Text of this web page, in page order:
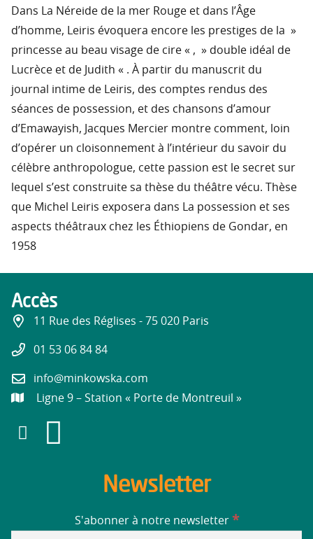
Dans La Néreide de la mer Rouge et dans l’Âge
d’homme, Leiris évoquera encore les prestiges de la »
princesse au beau visage de cire « , » double idéal de
Lucrèce et de Judith « . À partir du manuscrit du
journal intime de Leiris, des comptes rendus des
séances de possession, et des chansons d’amour
d’Emawayish, Jacques Mercier montre comment, loin
d’opérer un cloisonnement à l’intérieur du savoir du
célèbre anthropologue, cette passion est le secret sur
lequel s’est construite sa thèse du théâtre vécu. Thèse
que Michel Leiris exposera dans La possession et ses
aspects théâtraux chez les Éthiopiens de Gondar, en
1958
Accès
11 Rue des Réglises - 75 020 Paris
01 53 06 84 84
info@minkowska.com
Ligne 9 – Station « Porte de Montreuil »
Newsletter
S'abonner à notre newsletter *